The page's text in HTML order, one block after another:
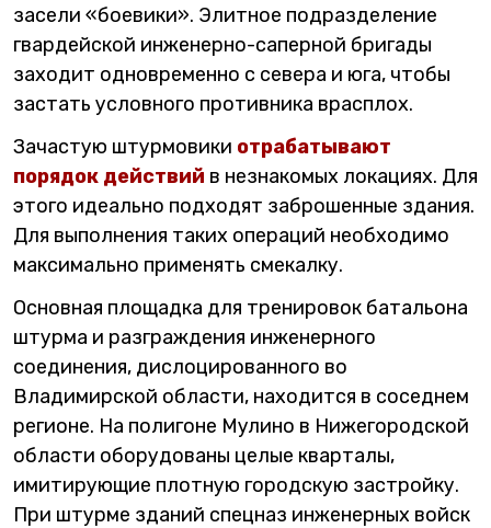
засели «боевики». Элитное подразделение
гвардейской инженерно-саперной бригады
заходит одновременно с севера и юга, чтобы
застать условного противника врасплох.
Зачастую штурмовики отрабатывают
порядок действий в незнакомых локациях. Для
этого идеально подходят заброшенные здания.
Для выполнения таких операций необходимо
максимально применять смекалку.
Основная площадка для тренировок батальона
штурма и разграждения инженерного
соединения, дислоцированного во
Владимирской области, находится в соседнем
регионе. На полигоне Мулино в Нижегородской
области оборудованы целые кварталы,
имитирующие плотную городскую застройку.
При штурме зданий спецназ инженерных войск